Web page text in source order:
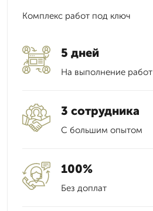
Комплекс работ под ключ
5 дней
На выполнение работ
3 сотрудника
С большим опытом
100%
Без доплат